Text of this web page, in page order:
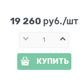
19 260 руб./шт
КУПИТЬ